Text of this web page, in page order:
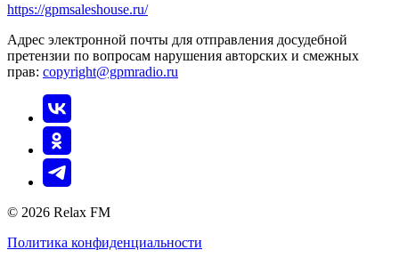
https://gpmsaleshouse.ru/
Адрес электронной почты для отправления досудебной
претензии по вопросам нарушения авторских и смежных
прав: copyright@gpmradio.ru
© 2026 Relax FM
Политика конфиденциальности